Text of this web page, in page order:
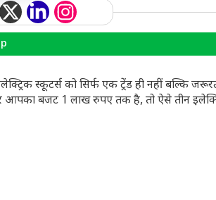
स्कूटर्स को सिर्फ एक ट्रेंड ही नहीं बल्कि
आपका बजट 1 लाख रुपए तक है, तो ऐसे तीन